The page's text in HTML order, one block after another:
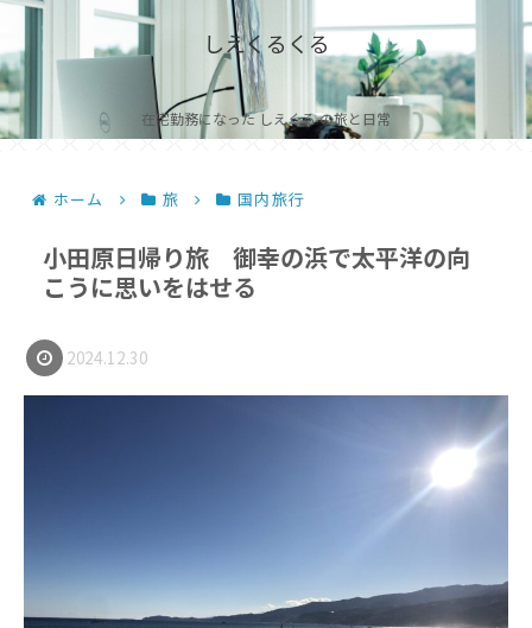
しえくるくる
在宅勤務になった しえくる の旅と日常
ホーム 旅 国内旅行
小田原日帰り旅 御幸の浜で太平洋の向
こうに思いをはせる
2024.12.30